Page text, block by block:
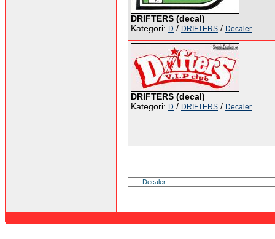
DRIFTERS (decal)
Kategori: D / DRIFTERS / Decaler
DRIFTERS (decal)
Kategori: D / DRIFTERS / Decaler